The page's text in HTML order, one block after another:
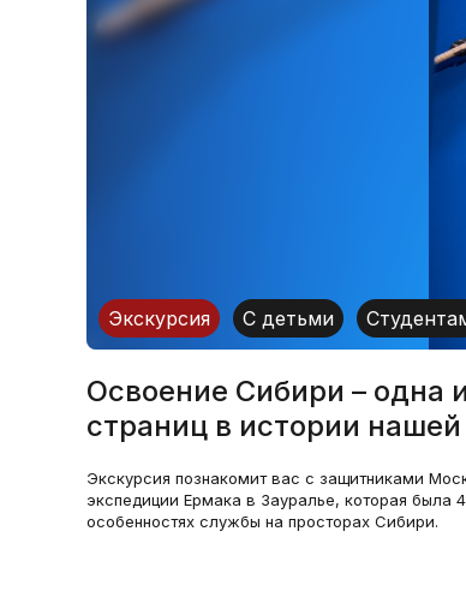
Экскурсия С детьми
Освоение Сибири – одна
страниц в истории
Экскурсия познакомит вас с защитниками
экспедиции Ермака в Зауралье, которая была
особенностях службы на просторах Сибири.